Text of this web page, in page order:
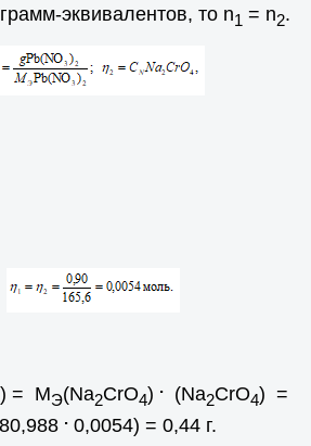
эквивалентов, то n1 = n2.
) = MЭ(Na2CrO4) .(Na2CrO4) =
. 0,0054) = 0,44 г.